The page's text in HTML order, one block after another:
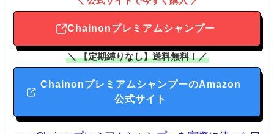
Chainonプレミアムシャンプー
＼ 【定期縛りなし】送料無料！／
ChainonプレミアムシャンプーのAmazon
公式サイト